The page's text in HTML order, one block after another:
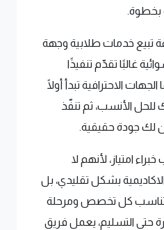
بخطوة.
تبيع خدمات طلابية وجهة
غالبًا تقدّم تنفيذًا
الاحترافية تبدأ أولًا
للحل الأنسب، ثم تنفّذ
لك جودة حقيقية.
امتياز، لأنهم لا
بشكل تقليدي، بل
تناسب كل تخصص ومرحلة
حتى التسليم، يعمل فريق